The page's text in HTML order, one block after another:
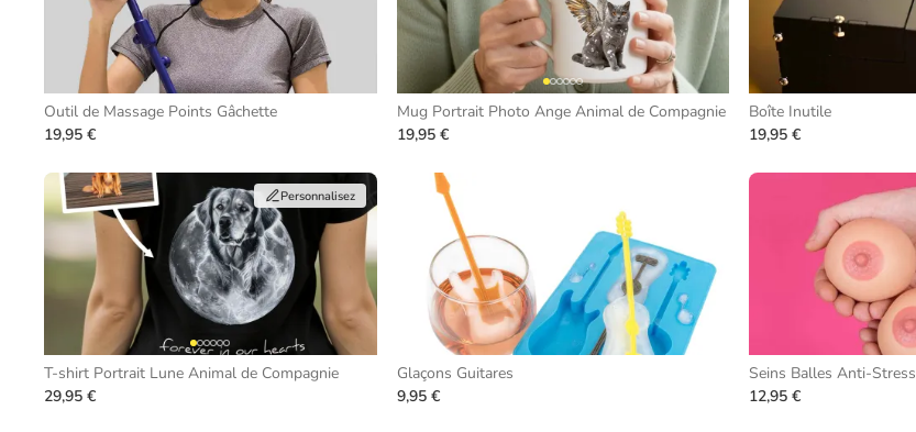
Outil de Massage Points Gâchette
19,95 €
Mug Portrait Photo Ange Animal de Compagnie
19,95 €
Boîte Inutile
19,95 €
Personnalisez
T-shirt Portrait Lune Animal de Compagnie
29,95 €
Glaçons Guitares
9,95 €
Seins Balles Anti-Stress
12,95 €